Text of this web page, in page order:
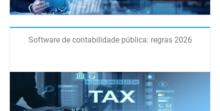
Software de contabilidade pública: regras 2026